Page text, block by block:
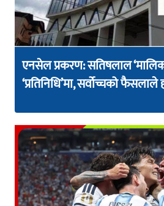
एनसेल प्रकरण: सतिषलाल
‘प्रतिनिधि’मा, सर्वोच्चको